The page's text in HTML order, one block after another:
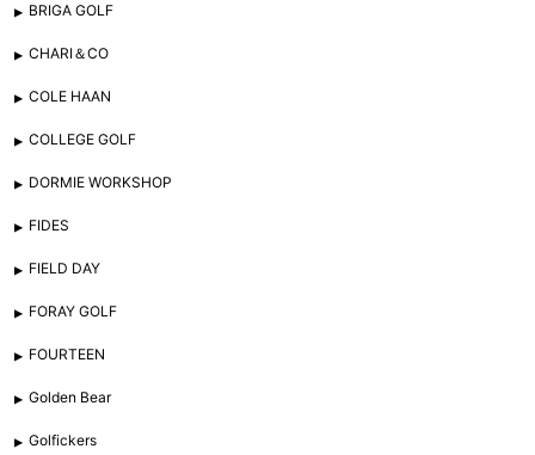
BRIGA GOLF
CHARI＆CO
COLE HAAN
COLLEGE GOLF
DORMIE WORKSHOP
FIDES
FIELD DAY
FORAY GOLF
FOURTEEN
Golden Bear
Golfickers